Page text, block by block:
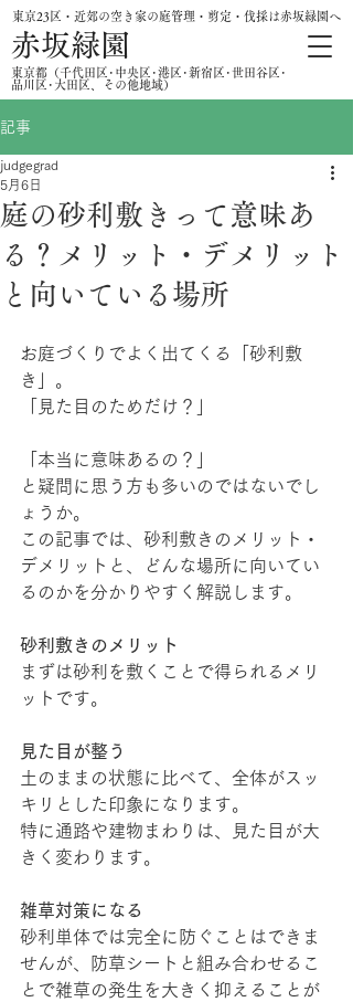
東京23区・近郊の空き家の庭管理・剪定・伐採は赤坂緑園へ
赤坂緑園
​東京都（千代田区･中央区･港区･新宿区･世田谷区･
品川区･大田区、その他地域）
記事
庭の砂利敷きって意味あ
る？メリット・デメリット
と向いている場所
judgegrad
5月6日
お庭づくりでよく出てくる「砂利敷
き」。
「見た目のためだけ？」
「本当に意味あるの？」
と疑問に思う方も多いのではないでし
ょうか。
この記事では、砂利敷きのメリット・
デメリットと、どんな場所に向いてい
るのかを分かりやすく解説します。
砂利敷きのメリット
まずは砂利を敷くことで得られるメリ
ットです。
見た目が整う
土のままの状態に比べて、全体がスッ
キリとした印象になります。
特に通路や建物まわりは、見た目が大
きく変わります。
雑草対策になる
砂利単体では完全に防ぐことはできま
せんが、防草シートと組み合わせるこ
とで雑草の発生を大きく抑えることが